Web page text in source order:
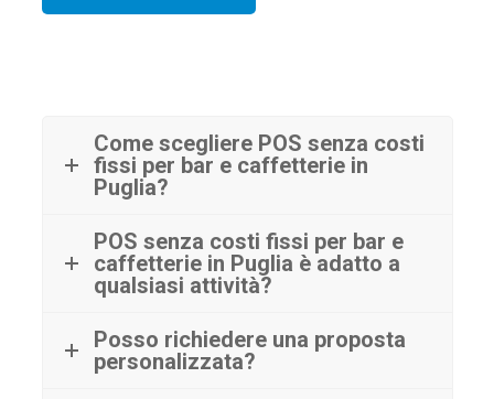
Come scegliere POS senza costi
fissi per bar e caffetterie in
Puglia?
POS senza costi fissi per bar e
caffetterie in Puglia è adatto a
qualsiasi attività?
Posso richiedere una proposta
personalizzata?